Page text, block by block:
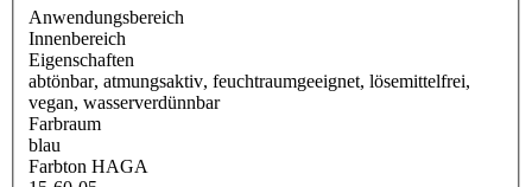
Anwendungsbereich
Innenbereich
Eigenschaften
abtönbar, atmungsaktiv, feuchtraumgeeignet, lösemittelfrei,
vegan, wasserverdünnbar
Farbraum
blau
Farbton HAGA